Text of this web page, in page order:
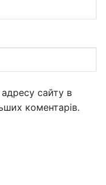
сайту в
коментарів.